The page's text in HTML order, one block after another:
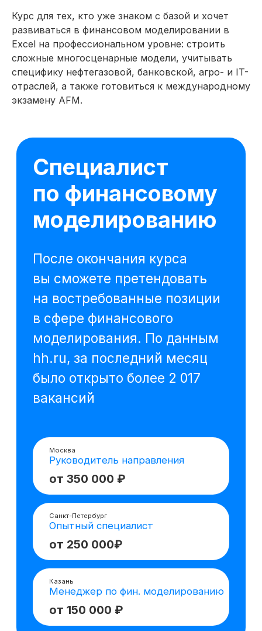
Курс для тех, кто уже знаком с базой и хочет
развиваться в финансовом моделировании в
Excel на профессиональном уровне: строить
сложные многосценарные модели, учитывать
специфику нефтегазовой, банковской, агро- и IT-
отраслей, а также готовиться к международному
экзамену AFM.
вакансий
Руководитель направления
от 350 000 ₽
Москва
Санкт-Петербург
Менеджер по фин. моделированию
от 150 000 ₽